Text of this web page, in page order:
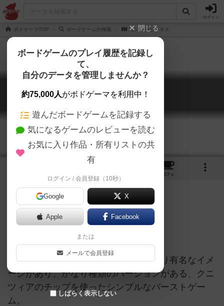
ログイン
ボドゲーマTOP ボードゲームの検索 モンキービジネス
モンキービジネス
Monkey Business
カフェ
チーキーモンキー
チップのバーストゲームとしてはかなり有名なイメ
ージがあり、かなり種類のバージョンがある、クニ
ツィアのチップを使ったシンプルなバーストゲー
ム。
閉じる
ボードゲームのプレイ履歴を記録し
て、
自分のデータを管理しませんか？
約75,000人がボドゲーマを利用中！
遊んだボードゲームを記録する
気になるゲームのレビューを読む
お気に入り作品・所有リストの共
有
ログイン / 会員登録（10秒）
Google X
Apple Facebook
または
メールで会員登録
しばらく表示しない